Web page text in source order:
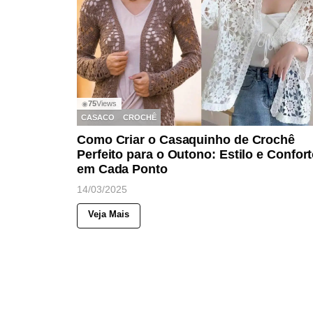
◉75Views
CASACO
CROCHÊ
Como Criar o Casaquinho de Crochê
Perfeito para o Outono: Estilo e
em Cada Ponto
14/03/2025
Veja Mais